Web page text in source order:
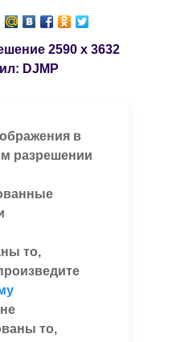
2590 x 3632
DJMP
в
разрешении
то,
то,